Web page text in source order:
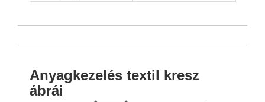
Anyagkezelés textil kresz
ábrái